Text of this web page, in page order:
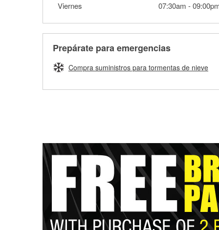
Viernes
07:30am -
Prepárate para emergencias
Compra suministros para tormentas de nieve